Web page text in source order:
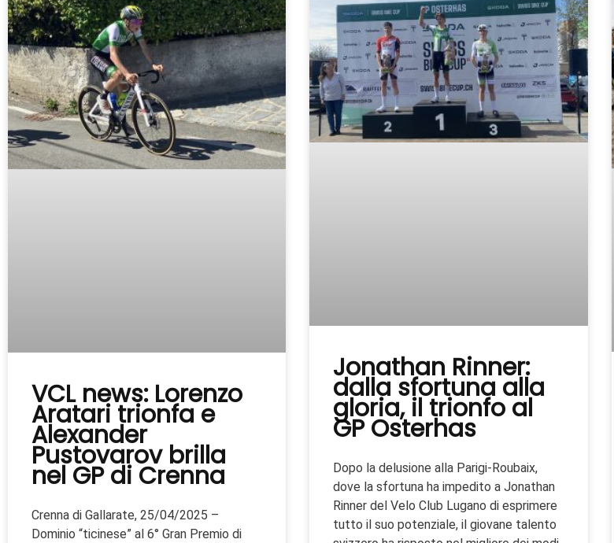
VCL news: Lorenzo
Aratari trionfa e
Alexander
Pustovarov brilla
nel GP di Crenna
Crenna di Gallarate, 25/04/2025 –
Dominio “ticinese” al 6° Gran Premio di
Jonathan Rinner:
dalla sfortuna alla
gloria, il trionfo al
GP Osterhas
Dopo la delusione alla Parigi-Roubaix,
dove la sfortuna ha impedito a Jonathan
Rinner del Velo Club Lugano di esprimere
tutto il suo potenziale, il giovane talento